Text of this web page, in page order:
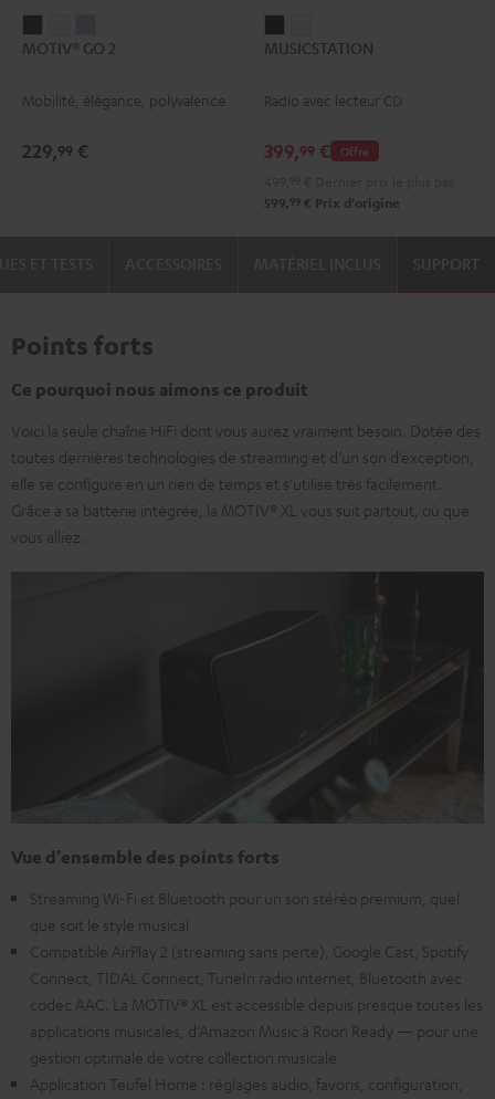
GO
Night
GO
Silver
GO
Soft
MOTIV® GO 2
Mobilité, élégance, polyvalence
229,99 €
NoirBlanc
MUSICSTATION
Radio avec lecteur CD
Offre
399,99 €
599, 99 € Prix d'origine
SUPPORT
Points forts
Ce pourquoi nous aimons ce produit
Voici la seule chaîne HiFi dont vous aurez vraiment besoin. Dotée des
toutes dernières technologies de streaming et d’un son d’exception,
elle se configure en un rien de temps et s’utilise très facilement.
Grâce à sa batterie intégrée, la MOTIV® XL vous suit partout, où que
vous alliez.
Vue d’ensemble des points forts
Streaming Wi-Fi et Bluetooth pour un son stéréo premium, quel
que soit le style musical
Compatible AirPlay 2 (streaming sans perte), Google Cast, Spotify
Connect, TIDAL Connect, TuneIn radio internet, Bluetooth avec
codec AAC. La MOTIV® XL est accessible depuis presque toutes les
applications musicales, d’Amazon Music à Roon Ready — pour une
gestion optimale de votre collection musicale
Application Teufel Home : réglages audio, favoris, configuration,